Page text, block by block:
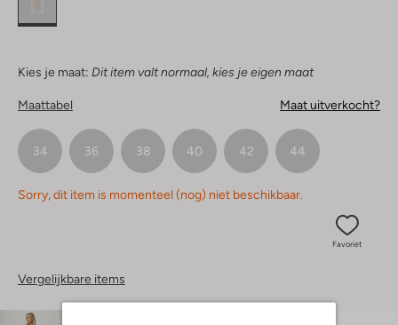
Kies je maat: Dit item valt normaal, kies je eigen maat
Maattabel Maat uitverkocht?
34 36 38 40 42 44
Sorry, dit item is momenteel (nog) niet beschikbaar.
Favoriet
Vergelijkbare items